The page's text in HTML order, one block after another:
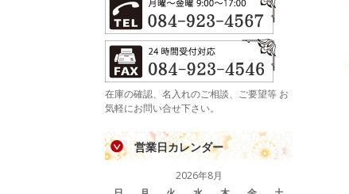
在庫の確認、名入れのご相談、ご要望等 お
気軽にお問い合せ下さい。
営業日カレンダー
2026年8月